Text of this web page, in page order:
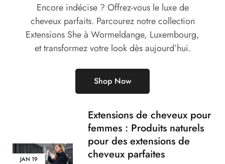
Encore indécise ? Offrez-vous le luxe de
cheveux parfaits. Parcourez notre collection
Extensions She à Wormeldange, Luxembourg,
et transformez votre look dès aujourd’hui.
Shop Now
JAN 19
Extensions de cheveux pour
femmes : Produits naturels
pour des extensions de
cheveux parfaites